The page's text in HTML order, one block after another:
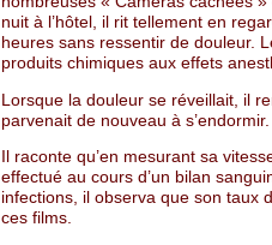
nuit à l’hôtel, il rit tellement en
heures sans ressentir de douleur.
produits chimiques aux effets
Lorsque la douleur se réveillait, il
parvenait de nouveau à s’endormir.
Il raconte qu’en mesurant sa
effectué au cours d’un bilan
infections, il observa que son taux
ces films.